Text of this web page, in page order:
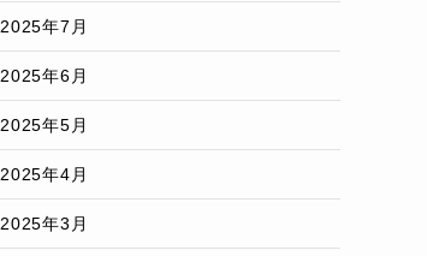
2025年7月
2025年6月
2025年5月
2025年4月
2025年3月